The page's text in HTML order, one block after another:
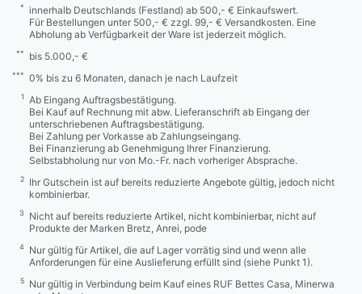
*
innerhalb Deutschlands (Festland) ab 500,- € Einkaufswert.
Für Bestellungen unter 500,- € zzgl. 99,- € Versandkosten. Eine
Abholung ab Verfügbarkeit der Ware ist jederzeit möglich.
** bis 5.000,- €
*** 0% bis zu 6 Monaten, danach je nach Laufzeit
1
Ab Eingang Auftragsbestätigung.
Bei Kauf auf Rechnung mit abw. Lieferanschrift ab Eingang der
unterschriebenen Auftragsbestätigung.
Bei Zahlung per Vorkasse ab Zahlungseingang.
Bei Finanzierung ab Genehmigung Ihrer Finanzierung.
Selbstabholung nur von Mo.-Fr. nach vorheriger Absprache.
2
Ihr Gutschein ist auf bereits reduzierte Angebote gültig, jedoch nicht
kombinierbar.
3
Nicht auf bereits reduzierte Artikel, nicht kombinierbar, nicht auf
Produkte der Marken Bretz, Anrei, pode
4
Nur gültig für Artikel, die auf Lager vorrätig sind und wenn alle
Anforderungen für eine Auslieferung erfüllt sind (siehe Punkt 1).
5
Nur gültig in Verbindung beim Kauf eines RUF Bettes Casa, Minerwa